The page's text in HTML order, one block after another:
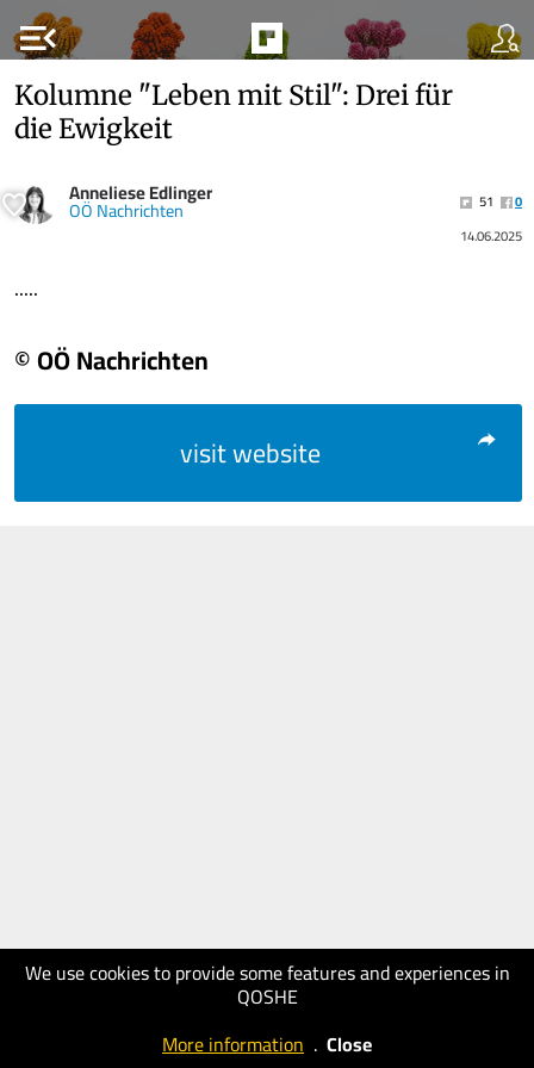
menu_open
We use cookies to provide some features and experiences in
QOSHE
More information . Close
Kolumne "Leben mit Stil": Drei für
die Ewigkeit
Anneliese Edlinger
OÖ Nachrichten 51
0
14.06.2025
.....
© OÖ Nachrichten
visit website